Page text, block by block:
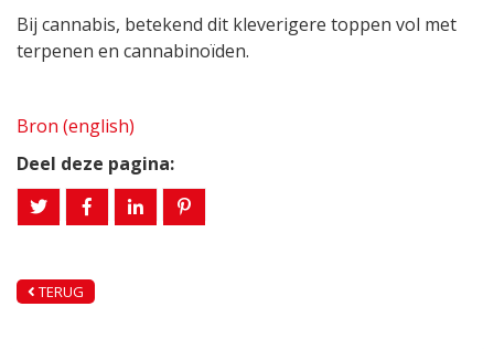
Bij cannabis, betekend dit kleverigere toppen vol met
terpenen en cannabinoïden.
Bron (english)
Deel deze pagina:
TERUG